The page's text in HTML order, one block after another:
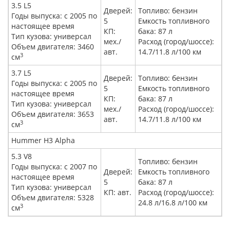
3.5 L5
Годы выпуска: с 2005 по
настоящее время
Тип кузова: универсал
Объем двигателя: 3460
cм3
Дверей:
5
КП:
мех./
авт.
Топливо: бензин
Емкость топливного
бака: 87 л
Расход (город/шоссе):
14.7/11.8 л/100 км
3.7 L5
Годы выпуска: с 2005 по
настоящее время
Тип кузова: универсал
Объем двигателя: 3653
cм3
Дверей:
5
КП:
мех./
авт.
Топливо: бензин
Емкость топливного
бака: 87 л
Расход (город/шоссе):
14.7/11.8 л/100 км
Hummer H3 Alpha
5.3 V8
Годы выпуска: с 2007 по
настоящее время
Тип кузова: универсал
Объем двигателя: 5328
cм3
Дверей:
5
КП: авт.
Топливо: бензин
Емкость топливного
бака: 87 л
Расход (город/шоссе):
24.8 л/16.8 л/100 км